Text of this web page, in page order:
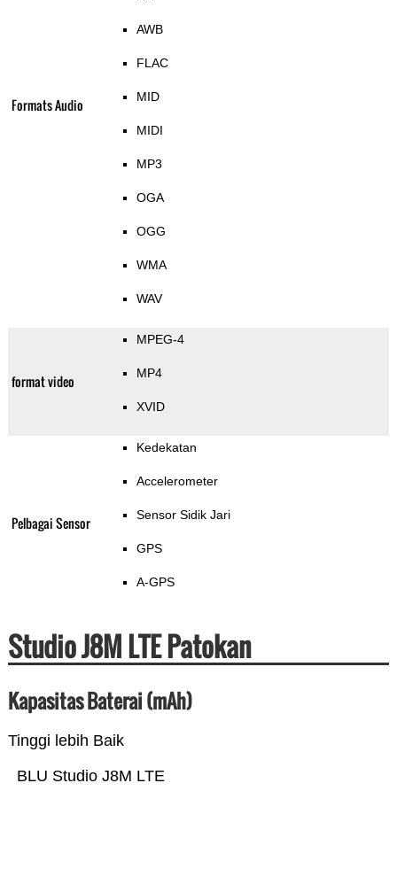
Formats Audio
AWB
FLAC
MID
MIDI
MP3
OGA
OGG
WMA
WAV
format video
MPEG-4
MP4
XVID
Pelbagai Sensor
Kedekatan
Accelerometer
Sensor Sidik Jari
GPS
A-GPS
Studio J8M LTE Patokan
Kapasitas Baterai (mAh)
Tinggi lebih Baik
BLU Studio J8M LTE